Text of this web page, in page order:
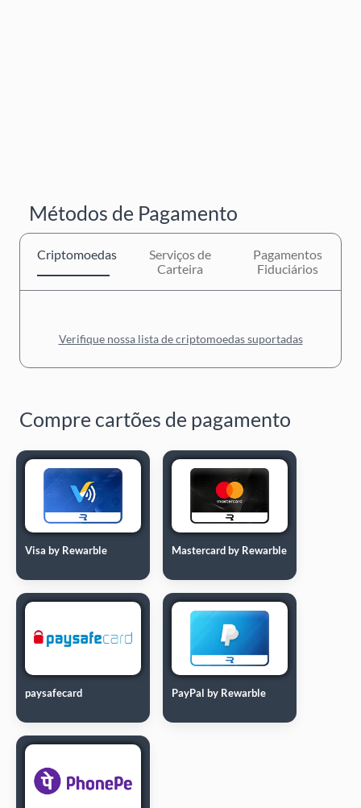
Métodos de Pagamento
Criptomoedas
Serviços de
Carteira
Pagamentos
Fiduciários
Verifique nossa lista de criptomoedas suportadas
Compre cartões de pagamento
Visa by Rewarble Mastercard by Rewarble
paysafecard PayPal by Rewarble